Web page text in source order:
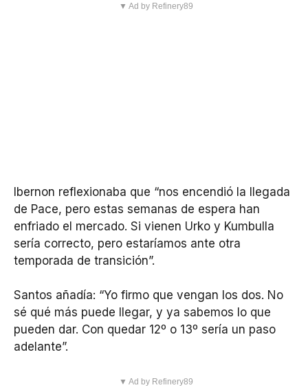
▼ Ad by Refinery89
Ibernon reflexionaba que “nos encendió la llegada
de Pace, pero estas semanas de espera han
enfriado el mercado. Si vienen Urko y Kumbulla
sería correcto, pero estaríamos ante otra
temporada de transición”.
Santos añadía: “Yo firmo que vengan los dos. No
sé qué más puede llegar, y ya sabemos lo que
pueden dar. Con quedar 12º o 13º sería un paso
adelante”.
▼ Ad by Refinery89